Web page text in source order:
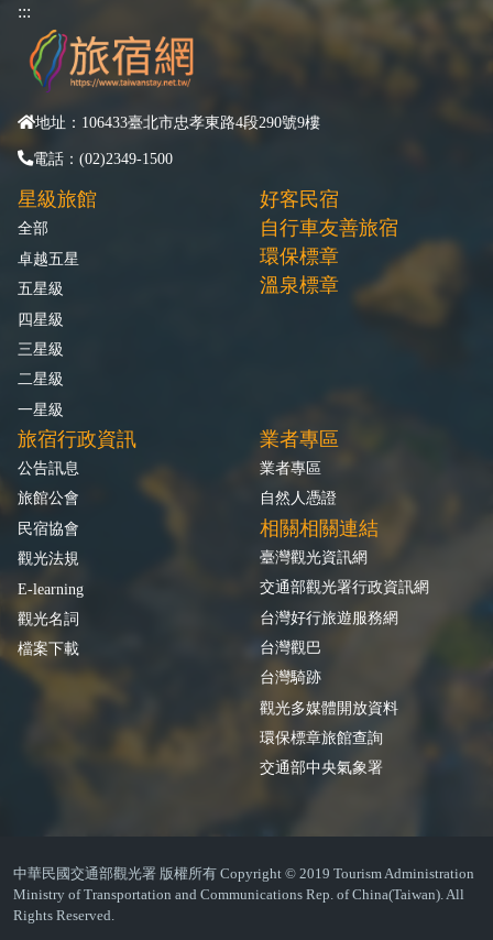
:::
地址：106433臺北市忠孝東路4段290號9樓
電話：(02)2349-1500
星級旅館
全部
卓越五星
五星級
四星級
三星級
二星級
一星級
好客民宿
自行車友善旅宿
環保標章
溫泉標章
旅宿行政資訊
公告訊息
旅館公會
民宿協會
觀光法規
E-learning
觀光名詞
檔案下載
業者專區
業者專區
自然人憑證
相關相關連結
臺灣觀光資訊網
交通部觀光署行政資訊網
台灣好行旅遊服務網
台灣觀巴
台灣騎跡
觀光多媒體開放資料
環保標章旅館查詢
交通部中央氣象署
中華民國交通部觀光署 版權所有 Copyright © 2019 Tourism Administration
Ministry of Transportation and Communications Rep. of China(Taiwan). All
Rights Reserved.